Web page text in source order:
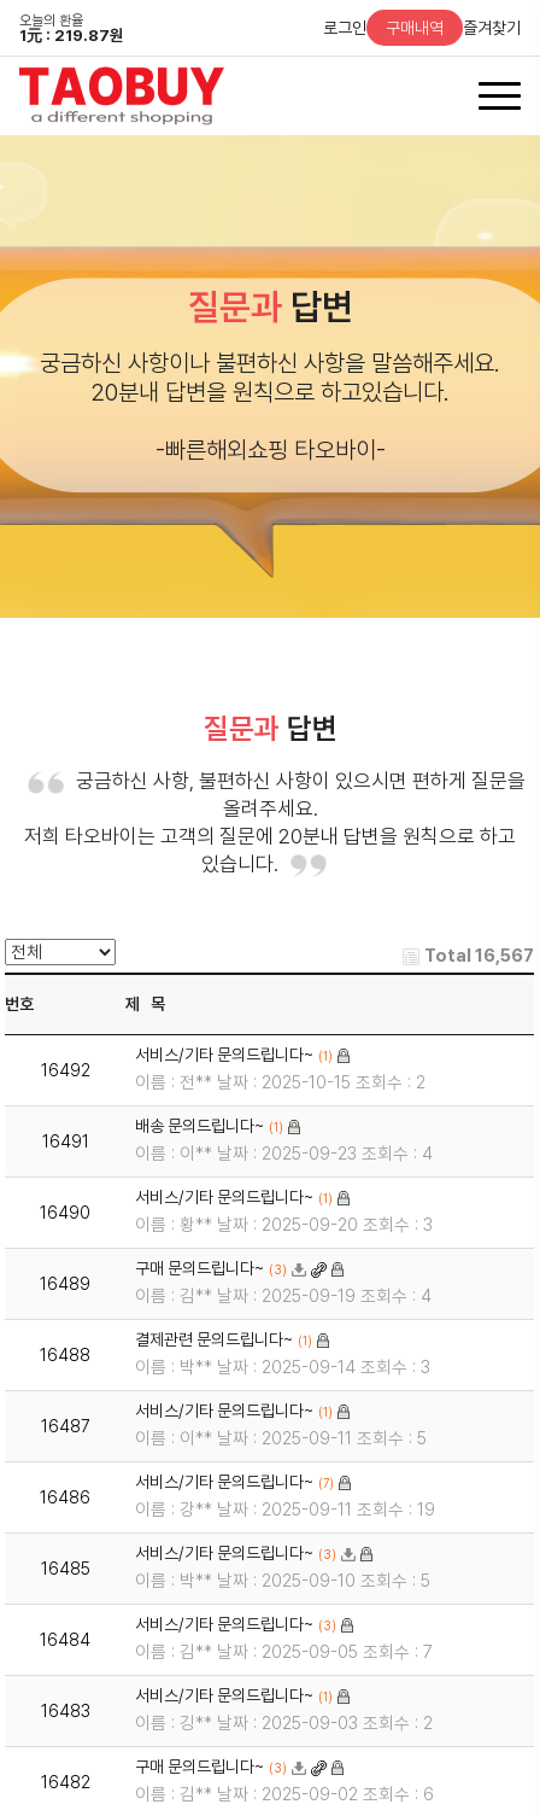
오늘의 환율
1元 : 219.87원 로그인 구매내역 즐겨찾기
질문과 답변
궁금하신 사항이나 불편하신 사항을 말씀해주세요.
20분내 답변을 원칙으로 하고있습니다.
-빠른해외쇼핑 타오바이-
질문과 답변
궁금하신 사항, 불편하신 사항이 있으시면 편하게 질문을
올려주세요.
저희 타오바이는 고객의 질문에 20분내 답변을 원칙으로 하고
있습니다.
Total 16,567
번호 제 목
16492
서비스/기타 문의드립니다~ (1)
이름 : 전** 날짜 : 2025-10-15 조회수 : 2
16491
배송 문의드립니다~ (1)
이름 : 이** 날짜 : 2025-09-23 조회수 : 4
16490
서비스/기타 문의드립니다~ (1)
이름 : 황** 날짜 : 2025-09-20 조회수 : 3
16489
구매 문의드립니다~ (3)
이름 : 김** 날짜 : 2025-09-19 조회수 : 4
16488
결제관련 문의드립니다~ (1)
이름 : 박** 날짜 : 2025-09-14 조회수 : 3
16487
서비스/기타 문의드립니다~ (1)
이름 : 이** 날짜 : 2025-09-11 조회수 : 5
16486
서비스/기타 문의드립니다~ (7)
이름 : 강** 날짜 : 2025-09-11 조회수 : 19
16485
서비스/기타 문의드립니다~ (3)
이름 : 박** 날짜 : 2025-09-10 조회수 : 5
16484
서비스/기타 문의드립니다~ (3)
이름 : 김** 날짜 : 2025-09-05 조회수 : 7
16483
서비스/기타 문의드립니다~ (1)
이름 : 깅** 날짜 : 2025-09-03 조회수 : 2
16482
구매 문의드립니다~ (3)
이름 : 김** 날짜 : 2025-09-02 조회수 : 6